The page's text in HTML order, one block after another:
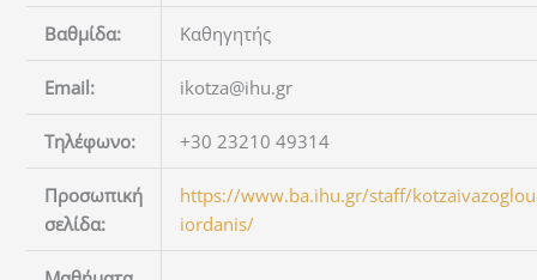
Βαθμίδα: Καθηγητής
Email: ikotza@ihu.gr
Τηλέφωνο: +30 23210 49314
Προσωπική
σελίδα:
https://www.ba.ihu.gr/staff/
iordanis/